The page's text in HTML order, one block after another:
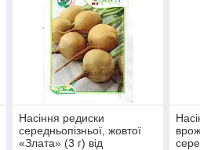
Насіння редиски
середньопізньої, жовтої
«Злата» (3 г) від